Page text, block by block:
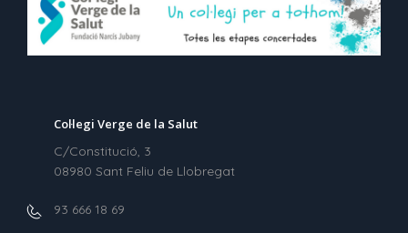
Col·legi Verge de la Salut
C/Constitució, 3
08980 Sant Feliu de Llobregat
93 666 18 69